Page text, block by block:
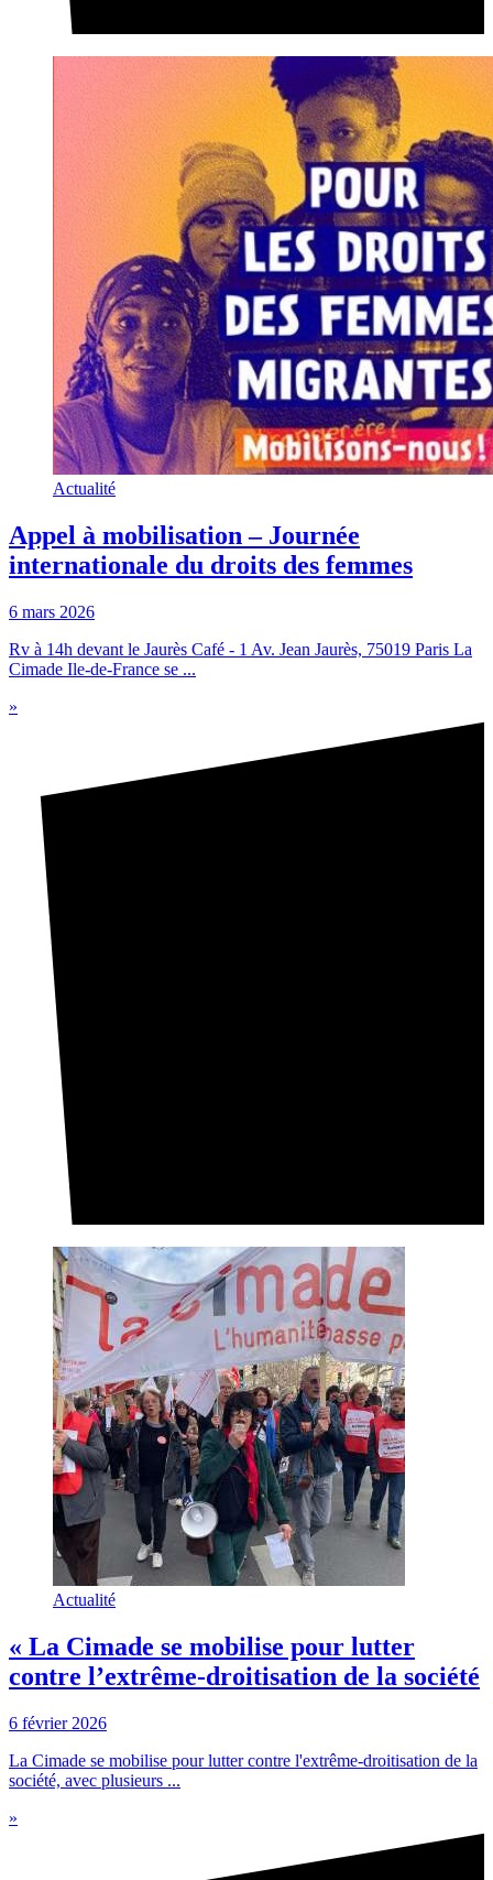
Actualité
Appel à mobilisation – Journée
internationale du droits des femmes
6 mars 2026
Rv à 14h devant le Jaurès Café - 1 Av. Jean Jaurès, 75019 Paris La
Cimade Ile-de-France se ...
»
Actualité
« La Cimade se mobilise pour lutter
contre l’extrême-droitisation de la société
6 février 2026
La Cimade se mobilise pour lutter contre l'extrême-droitisation de la
société, avec plusieurs ...
»